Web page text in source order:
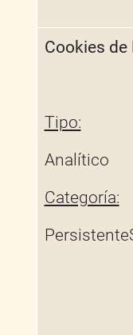
Cookies de
Tipo:
Analítico
Categoría: